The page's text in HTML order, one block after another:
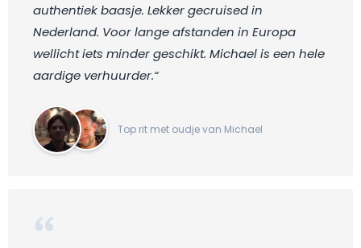
authentiek baasje. Lekker gecruised in
Nederland. Voor lange afstanden in Europa
wellicht iets minder geschikt. Michael is een hele
aardige verhuurder.“
Top rit met oudje van Michael